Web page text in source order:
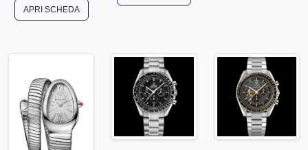
APRI SCHEDA